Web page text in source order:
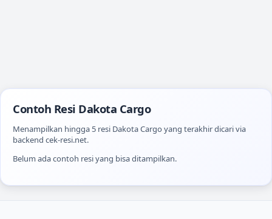
Contoh Resi Dakota Cargo
Menampilkan hingga 5 resi Dakota Cargo yang terakhir dicari via
backend cek-resi.net.
Belum ada contoh resi yang bisa ditampilkan.